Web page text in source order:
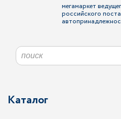
мегамаркет
российского
Каталог